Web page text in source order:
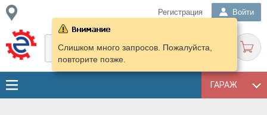
Регистрация Войти
ГАРАЖ
Слишком много запросов. Пожалуйста,
повторите позже.